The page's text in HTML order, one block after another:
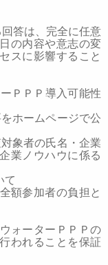
答は、完全に任意
の内容や意志の変
スに影響すること
ＰＰＰ導入可能性
ホームページで公
象者の氏名・企業
業ノウハウに係る
て
額参加者の負担と
ォーターＰＰＰの
われることを保証